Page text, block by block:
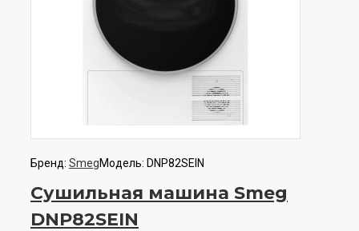
Бренд: SmegМодель: DNP82SEIN
Сушильная машина Smeg
DNP82SEIN